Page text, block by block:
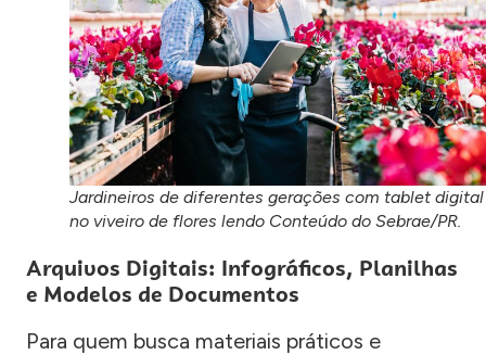
Jardineiros de diferentes gerações com tablet digital
no viveiro de flores lendo Conteúdo do Sebrae/PR.
Arquivos Digitais: Infográficos, Planilhas
e Modelos de Documentos
Para quem busca materiais práticos e